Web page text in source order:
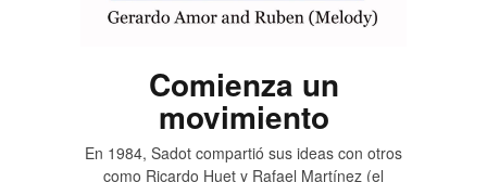
Comienza un
movimiento
En 1984, Sadot compartió sus ideas con otros
como Ricardo Huet y Rafael Martínez (el